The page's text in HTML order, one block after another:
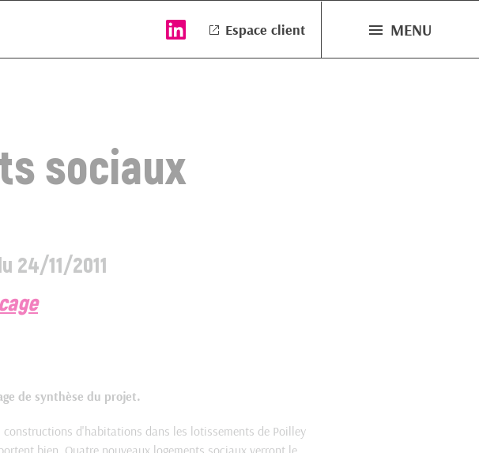
Espace client MENU
sociaux
24/11/2011
de synthèse du projet.
constructions d'habitations dans les lotissements de Poilley
bien. Quatre nouveaux logements sociaux verront le